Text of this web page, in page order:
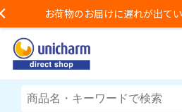
お荷物のお届けに遅れが出て